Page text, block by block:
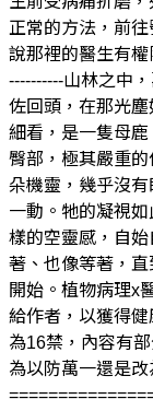
正常的方法，前
說那裡的醫生有
----------山林之中
佐回頭，在那光
細看，是一隻母
臀部，極其嚴重
朵機靈，幾乎沒
一動。牠的凝視
樣的空靈感，自
著、也像等著，
開始。植物病理x
給作者，以獲得健
為16禁，內容有
為以防萬一還是